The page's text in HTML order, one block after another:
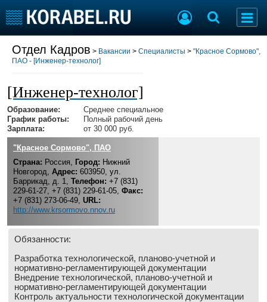
Разместить Резюме
Судостроение
Пульс
Новости
Компании
Репутация
Работа
Крюинг
Журнал
Реклама
Торговая площадка
Доска объявлений
Продажа флота
Оборудование
Изделия
Материалы
Услуги
Конференции
Выставки и семинары
Личности
Флот
Галерея флота
Форум
Отдел Кадров > Вакансии > Специалисты > "Красное Сормово",
ПАО - [Инженер-технолог]
[Инженер-технолог]
Образование:
Среднее специальное
График работы:
Полный рабочий день
Зарплата:
от 30 000 руб.
"Красное Сормово", ПАО
Страна: Россия, Город: Нижний
Новгород, Адрес: 603950, ул.
Баррикад, д. 1, Телефон: +7 (831)
229-61-27, +7 (831) 229-61-05, Факс:
+7 (831) 273-06-49, URL:
http://www.krsormovo.nnov.ru
Обязанности:
Разработка технологической, планово-учетной и
нормативно-регламентирующей документации
Внедрение технологической, планово-учетной и
нормативно-регламентирующей документации
Контроль актуальности технологической документации